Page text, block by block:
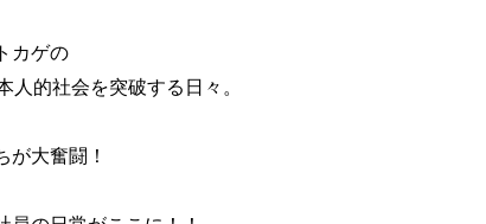
カゲの
的社会を突破する日々。
大奮闘！